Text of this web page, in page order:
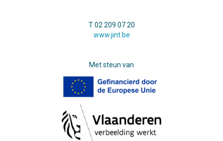
T 02 209 07 20
www.jint.be
Met steun van